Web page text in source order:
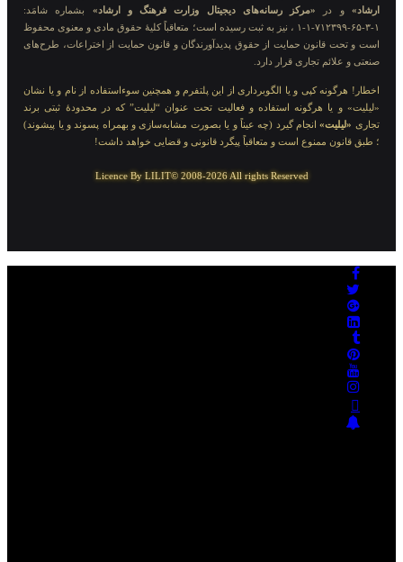
ارشاد» و در «مرکز رسانه‌های دیجیتال وزارت فرهنگ و ارشاد» بشماره شامَد:
۱-۳-۶۵-۷۱۲۳۹۹-۱-۱ ، نیز به ثبت رسیده است؛ متعاقباً کلیهٔ حقوق مادی و معنوی محفوظ
است و تحت قانون حمایت از حقوق پدیدآورندگان و قانون حمایت از اختراعات، طرح‌های
صنعتی و علائم تجاری قرار دارد.
اخطار! هرگونه کپی و یا الگوبرداری از این پلتفرم و همچنین سوءاستفاده از نام و یا نشان
«لیلیت» و یا هرگونه استفاده و فعالیت تحت عنوان “لیلیت” که در محدودهٔ ثبتی برند
تجاری «لیلیت»انجام گیرد (چه عیناً و یا بصورت مشابه‌سازی و بهمراه پسوند و یا پیشوند)
؛ طبق قانون ممنوع است و متعاقباً پیگرد قانونی و قضایی خواهد داشت!
Licence By LILIT© 2008-2026 All rights Reserved